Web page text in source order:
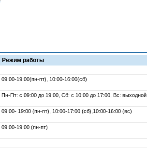
Режим работы
09:00-19:00(пн-пт), 10:00-16:00(сб)
Пн-Пт: с 09:00 до 19:00, Сб: с 10:00 до 17:00, Вс: выходной
09:00- 19:00 (пн-пт), 10:00-17:00 (сб),10:00-16:00 (вс)
09:00-19:00 (пн-пт)